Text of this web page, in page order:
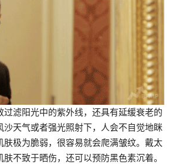
过滤阳光中的紫外线，还具有延缓衰老的
沙天气或者强光照射下，人会不自觉地眯
肤极为脆弱，很容易就会爬满皱纹。戴太
不致于晒伤，还可以预防黑色素沉着。